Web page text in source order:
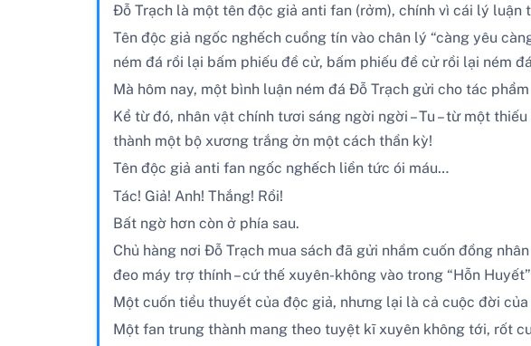
Đỗ Trạch là một tên độc giả anti fan (rởm), chính vì cái lý
Tên độc giả ngốc nghếch cuồng tín vào chân lý “càng yêu
ném đá rồi lại bấm phiếu đề cử, bấm phiếu đề cử rồi lại ném
Mà hôm nay, một bình luận ném đá Đỗ Trạch gửi cho tác
Kể từ đó, nhân vật chính tươi sáng ngời ngời – Tu – từ một
thành một bộ xương trắng ởn một cách thần kỳ!
Tên độc giả anti fan ngốc nghếch liền tức ói máu…
Tác! Giả! Anh! Thắng! Rồi!
Bất ngờ hơn còn ở phía sau.
Chủ hàng nơi Đỗ Trạch mua sách đã gửi nhầm cuốn đồng
đeo máy trợ thính – cứ thế xuyên-không vào trong “Hỗn
Một cuốn tiểu thuyết của độc giả, nhưng lại là cả cuộc đời của
Một fan trung thành mang theo tuyệt kĩ xuyên không tới, rốt